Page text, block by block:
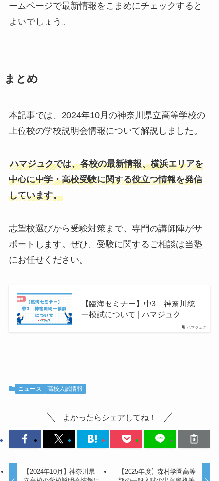
ームページで最新情報をこまめにチェックすると
よいでしょう。
まとめ
本記事では、2024年10月の神奈川県立高等学校の
上位校の学校説明会情報について解説しました。
ハマジュクでは、各校の最新情報、横浜エリアを
中心に中学・高校受験に関する役立つ情報を発信
しています。
志望校選びから受験対策まで、専門の講師陣がサ
ポートします。ぜひ、受験に関するご相談は当塾
にお任せください。
ハマジュク
【臨海セミナー】中3 神奈川統
一模試について | ハマジュク
ニュース 高校入試情報
よかったらシェアしてね！
【2024年10月】神奈川県
【2025年度】森村学園高等